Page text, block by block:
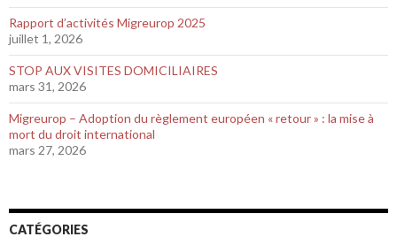
Rapport d’activités Migreurop 2025
juillet 1, 2026
STOP AUX VISITES DOMICILIAIRES
mars 31, 2026
Migreurop – Adoption du règlement européen « retour » : la mise à
mort du droit international
mars 27, 2026
CATÉGORIES